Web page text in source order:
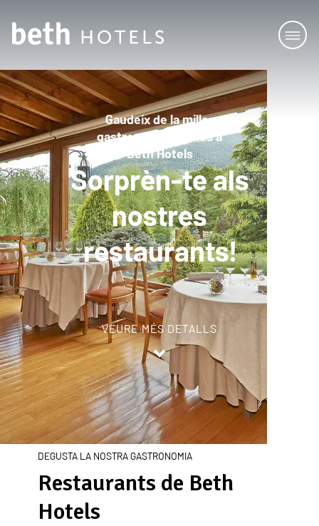
Gaudeix de la millor
gastronomia gràcies a
Beth Hotels
Sorprèn-te als
nostres
restaurants!
VEURE MÉS DETALLS
Inicio/Restaurants
DEGUSTA LA NOSTRA GASTRONOMIA
Restaurants de Beth
Hotels